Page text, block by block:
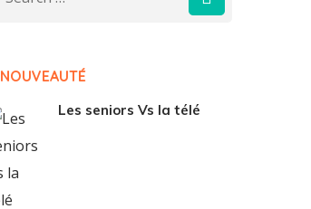
NOUVEAUTÉ
Les seniors Vs la télé